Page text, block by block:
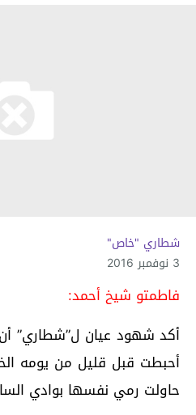
شطاري "خاص"
3 نوفمبر 2016
فاطمتو شيخ أحمد:
أكد شهود عيان ل”شطاري” أن
أحبطت قبل قليل من يومه
حاولت رمي نفسها بوادي